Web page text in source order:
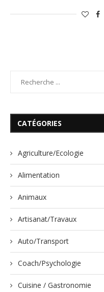
CATÉGORIES
Agriculture/Ecologie
Alimentation
Animaux
Artisanat/Travaux
Auto/Transport
Coach/Psychologie
Cuisine / Gastronomie